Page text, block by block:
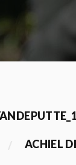
ACHIEL